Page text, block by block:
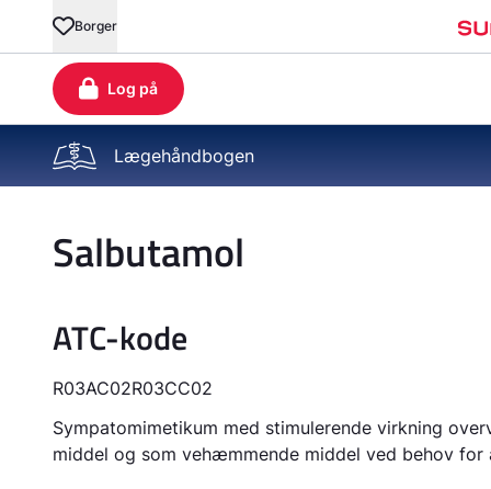
Lægehåndbogen
Salbutamol
ATC-kode
R03AC02R03CC02
Sympatomimetikum med stimulerende virkning
middel og som vehæmmende middel ved behov for